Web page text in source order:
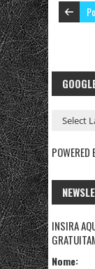
POWERED
INSIRA
Nome: